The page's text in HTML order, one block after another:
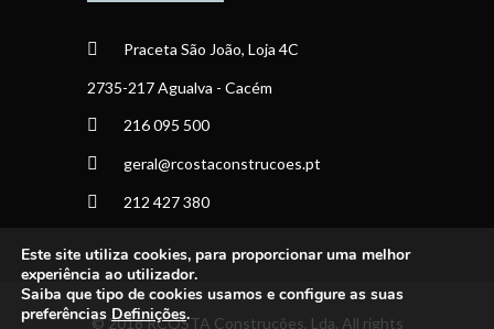
Praceta São João, Loja 4C
2735-217 Agualva - Cacém
216 095 500
geral@rcostaconstrucoes.pt
212 427 380
© 2018 RCOSTA Construções, Lda. All rights
Este site utiliza cookies, para proporcionar uma melhor
experiência ao utilizador.
Saiba que tipo de cookies usamos e configure as suas
preferênciasDefinições.